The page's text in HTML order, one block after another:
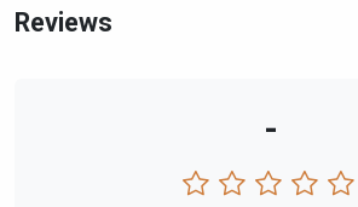
Reviews
-